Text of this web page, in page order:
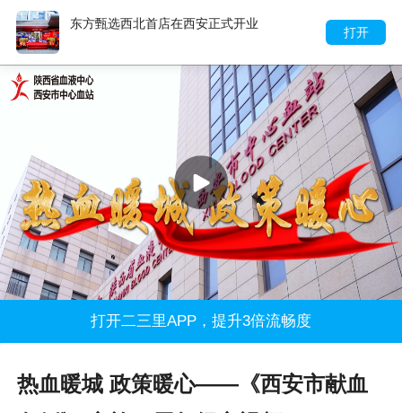
打开
东方甄选西北首店在西安正式开业
打开二三里APP，提升3倍流畅度
热血暖城 政策暖心——《西安市献血